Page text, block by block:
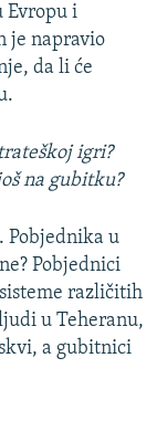
Evropu i
je napravio
da li će
igri?
na gubitku?
Pobjednika u
Pobjednici
različitih
u Teheranu,
a gubitnici